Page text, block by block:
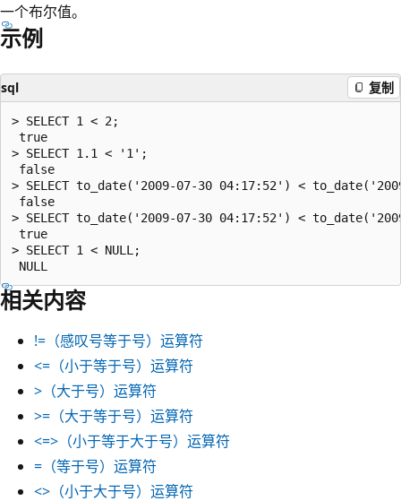
一个布尔值。
示例
sql 复制
> SELECT 1 < 2;
true
> SELECT 1.1 < '1';
false
> SELECT to_date('2009-07-30 04:17:52') <
false
> SELECT to_date('2009-07-30 04:17:52') <
true
> SELECT 1 < NULL;
相关内容
!= （感叹号等于号）运算符
<= （小于等于号）运算符
> （大于号）运算符
>= （大于等于号）运算符
<=> （小于等于大于号）运算符
= （等于号）运算符
<> （小于大于号）运算符